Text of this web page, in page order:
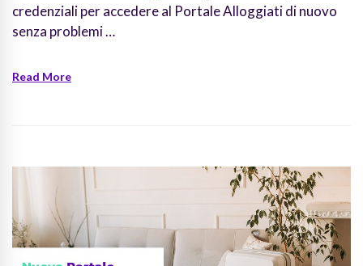
credenziali per accedere al Portale Alloggiati di nuovo
senza problemi …
Read More